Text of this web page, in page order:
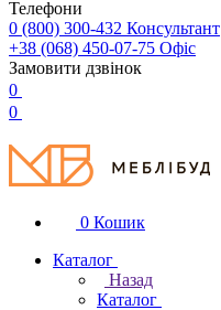
Телефони
0 (800) 300-432 Консультант
+38 (068) 450-07-75 Офіс
Замовити дзвінок
0
0
0 Кошик
Каталог
Назад
Каталог